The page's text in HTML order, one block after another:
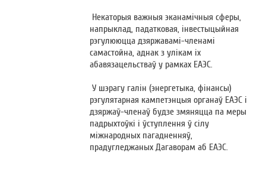
Некаторыя важныя эканамічныя сферы,
напрыклад, падатковая, інвестыцыйная
рэгулююцца дзяржавамі-членамі
самастойна, аднак з улікам іх
абавязацельстваў у рамках ЕАЭС.
У шэрагу галін (энергетыка, фінансы)
рэгулятарная кампетэнцыя органаў ЕАЭС і
дзяржаў-членаў будзе змяняцца па меры
падрыхтоўкі і ўступлення ў сілу
міжнародных пагадненняў,
прадугледжаных Дагаворам аб ЕАЭС.